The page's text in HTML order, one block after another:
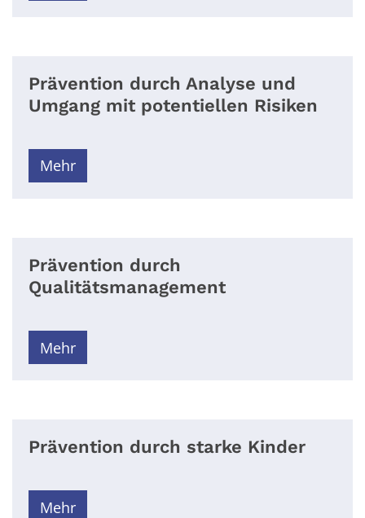
Prävention durch Analyse und
Umgang mit potentiellen Risiken
Mehr
Prävention durch
Qualitätsmanagement
Mehr
Prävention durch starke Kinder
Mehr